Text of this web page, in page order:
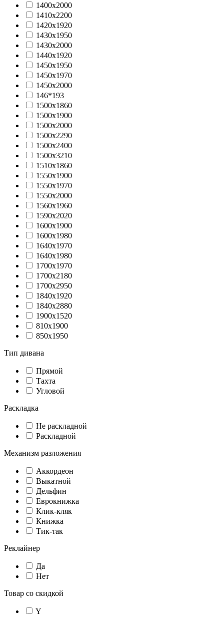
1400х2000
1410х2200
1420х1920
1430х1950
1430х2000
1440x1920
1450х1950
1450х1970
1450х2000
146*193
1500х1860
1500х1900
1500х2000
1500х2290
1500х2400
1500х3210
1510х1860
1550х1900
1550х1970
1550х2000
1560х1960
1590х2020
1600х1900
1600х1980
1640х1970
1640х1980
1700х1970
1700х2180
1700х2950
1840х1920
1840х2880
1900х1520
810х1900
850х1950
Тип дивана
Прямой
Тахта
Угловой
Раскладка
Не раскладной
Раскладной
Механизм разложения
Аккордеон
Выкатной
Дельфин
Еврокнижка
Клик-кляк
Книжка
Тик-так
Реклайнер
Да
Нет
Товар со скидкой
Y